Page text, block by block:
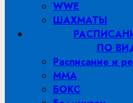
WWE
ШАХМАТЫ
ПО
Расписание и
MMA
БОКС